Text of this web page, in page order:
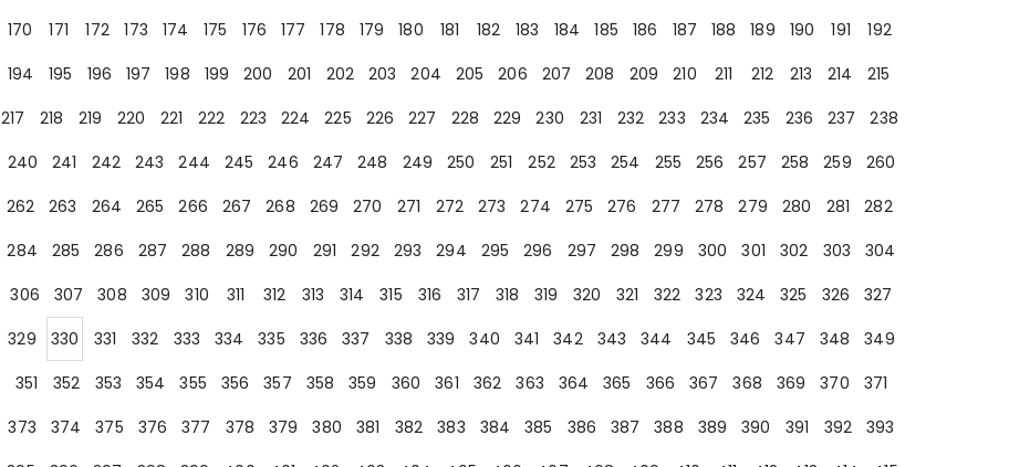
170 171 172 173 174 175 176 177 178 179 180 181 182 183 184 185 186 187 188 189 190 191
192
194 195 196 197 198 199 200 201 202 203 204 205 206 207 208 209 210 211 212 213 214
215
217 218 219 220 221 222 223 224 225 226 227 228 229 230 231 232 233 234 235 236 237
238
240 241 242 243 244 245 246 247 248 249 250 251 252 253 254 255 256 257 258 259
260
262 263 264 265 266 267 268 269 270 271 272 273 274 275 276 277 278 279 280 281
282
284 285 286 287 288 289 290 291 292 293 294 295 296 297 298 299 300 301 302 303
304
306 307 308 309 310 311 312 313 314 315 316 317 318 319 320 321 322 323 324 325 326
327
329 330 331 332 333 334 335 336 337 338 339 340 341 342 343 344 345 346 347 348
349
351 352 353 354 355 356 357 358 359 360 361 362 363 364 365 366 367 368 369 370
371
373 374 375 376 377 378 379 380 381 382 383 384 385 386 387 388 389 390 391 392
393